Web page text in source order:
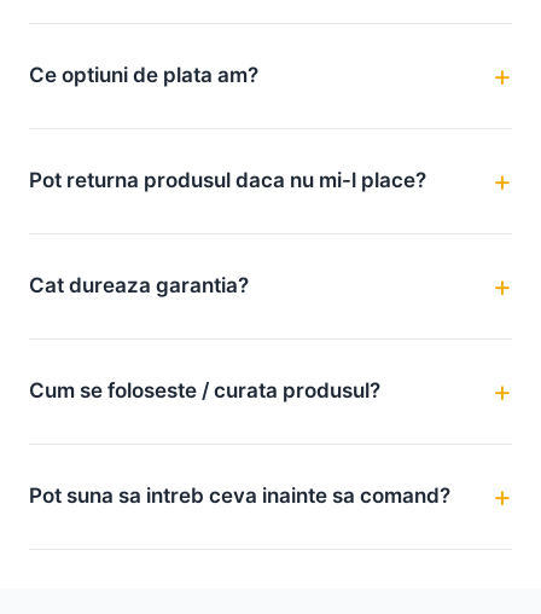
Ce optiuni de plata am?
Pot returna produsul daca nu mi-l place?
Cat dureaza garantia?
Cum se foloseste / curata produsul?
Pot suna sa intreb ceva inainte sa comand?